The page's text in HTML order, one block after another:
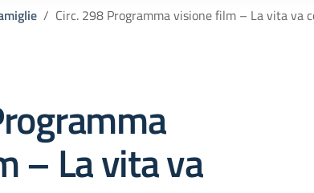
Circ. 298 Programma visione film – La vita va
– La vita va